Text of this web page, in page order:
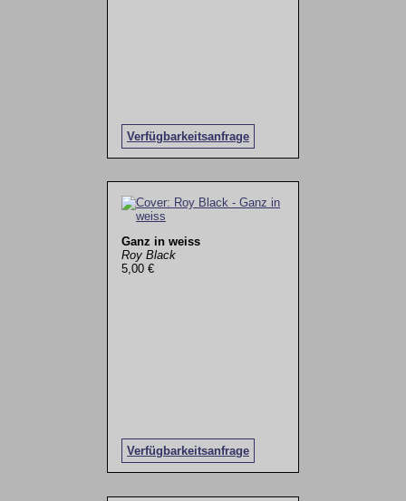
Verfügbarkeitsanfrage
Ganz in weiss
Roy Black
5,00 €
Verfügbarkeitsanfrage